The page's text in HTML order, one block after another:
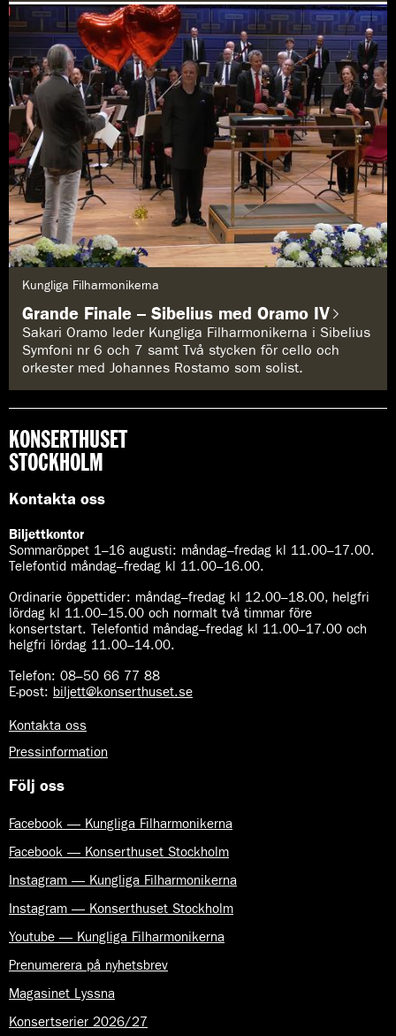
Kungliga Filharmonikerna
Grande Finale – Sibelius med Oramo IV
Sakari Oramo leder Kungliga Filharmonikerna i Sibelius
Symfoni nr 6 och 7 samt Två stycken för cello och
orkester med Johannes Rostamo som solist.
KONSERTHUSET
STOCKHOLM
Kontakta oss
Biljettkontor
Sommaröppet 1–16 augusti: måndag–fredag kl 11.00–17.00.
Telefontid måndag–fredag kl 11.00–16.00.
Ordinarie öppettider: måndag–fredag kl 12.00–18.00, helgfri
lördag kl 11.00–15.00 och normalt två timmar före
konsertstart. Telefontid måndag–fredag kl 11.00–17.00 och
helgfri lördag 11.00–14.00.
Telefon: 08–50 66 77 88
E-post: biljett@konserthuset.se
Kontakta oss
Pressinformation
Följ oss
Facebook — Kungliga Filharmonikerna
Facebook — Konserthuset Stockholm
Instagram — Kungliga Filharmonikerna
Instagram — Konserthuset Stockholm
Youtube — Kungliga Filharmonikerna
Prenumerera på nyhetsbrev
Magasinet Lyssna
Konsertserier 2026/27